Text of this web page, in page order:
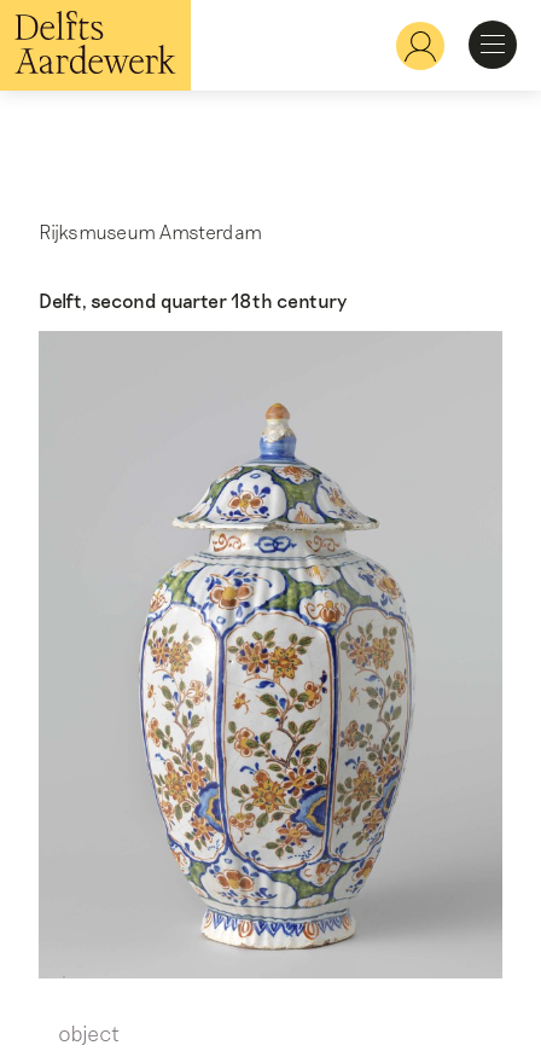
Overslaan
en
naar
de
Hoofdnavigatie
Bekijken
Rijksmuseum Amsterdam
Delft, second quarter 18th century
object